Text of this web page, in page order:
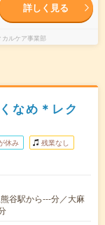
詳しく見る
ルケア事業部
なめ＊レク
休み 残業なし
谷駅から---分／大麻